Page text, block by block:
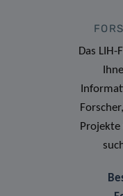
Das